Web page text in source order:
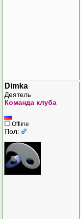
Dimka
Деятель
Команда клуба
Offline
Пол: